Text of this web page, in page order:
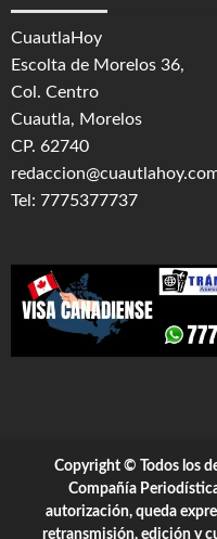
CuautlaHoy
Escolta de Morelos 36,
Col. Centro
Cuautla, Morelos
CP. 62740
Tel: 7775377737
Copyright © Todos los
Compañía
autorización, queda
retransmisión, edición y